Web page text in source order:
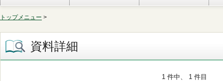
トップメニュー >
資料詳細
1 件中、 1 件目